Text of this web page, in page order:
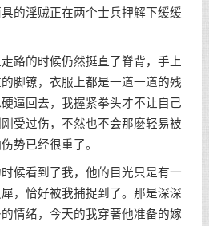
的淫贼正在两个士兵押解下缓缓
的时候仍然挺直了脊背，手上
脚镣，衣服上都是一道一道的残
逼回去，我握紧拳头才不让自己
受过伤，不然也不会那麽轻易被
势已经很重了。
看到了我，他的目光只是有一
，恰好被我捕捉到了。那是深深
情绪，今天的我穿著他准备的嫁